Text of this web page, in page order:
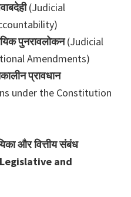
(Judicial
पुनरावलोकन(Judicial
Amendments)
प्रावधान
under the Constitution
और वित्तीय संबंध
and